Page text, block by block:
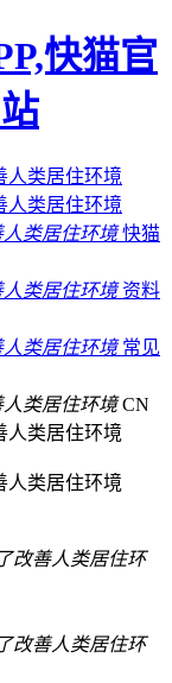
快猫官
快猫
资料
常见
CN